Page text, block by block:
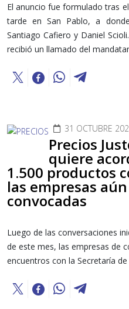
El anuncio fue formulado tras
tarde en San Pablo, a
Santiago Cafiero y Daniel
recibió un llamado del
31 OCTUBRE
Precios
quiere
1.500 productos
las empresas
convocadas
Luego de las conversaciones
de este mes, las empresas de
encuentros con la Secretaría